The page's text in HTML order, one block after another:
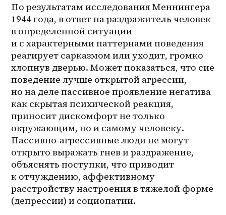
По результатам исследования Меннингера
1944 года, в ответ на раздражитель человек
в определенной ситуации
и с характерными паттернами поведения
реагирует сарказмом или уходит, громко
хлопнув дверью. Может показаться, что сие
поведение лучше открытой агрессии,
но на деле пассивное проявление негатива
как скрытая психической реакция,
приносит дискомфорт не только
окружающим, но и самому человеку.
Пассивно-агрессивные люди не могут
открыто выражать гнев и раздражение,
объяснять поступки, что приводит
к отчуждению, аффективному
расстройству настроения в тяжелой форме
(депрессии) и социопатии.